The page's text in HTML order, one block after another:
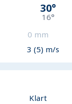
30°
16°
0 mm
3 (5) m/s
Klart